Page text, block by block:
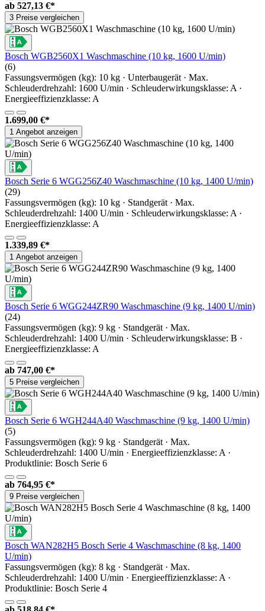
ab 527,13 €*
3 Preise vergleichen
Bosch WGB2560X1 Waschmaschine (10 kg, 1600 U/min)
(6)
Fassungsvermögen (kg): 10 kg · Unterbaugerät · Max.
Schleuderdrehzahl: 1600 U/min · Schleuderwirkungsklasse: A ·
Energieeffizienzklasse: A
1.699,00 €*
1 Angebot anzeigen
Bosch Serie 6 WGG256Z40 Waschmaschine (10 kg, 1400 U/min)
(29)
Fassungsvermögen (kg): 10 kg · Standgerät · Max.
Schleuderdrehzahl: 1400 U/min · Schleuderwirkungsklasse: A ·
Energieeffizienzklasse: A
1.339,89 €*
1 Angebot anzeigen
Bosch Serie 6 WGG244ZR90 Waschmaschine (9 kg, 1400 U/min)
(24)
Fassungsvermögen (kg): 9 kg · Standgerät · Max.
Schleuderdrehzahl: 1400 U/min · Schleuderwirkungsklasse: B ·
Energieeffizienzklasse: A
ab 747,00 €*
5 Preise vergleichen
Bosch Serie 6 WGH244A40 Waschmaschine (9 kg, 1400 U/min)
(5)
Fassungsvermögen (kg): 9 kg · Standgerät · Max.
Schleuderdrehzahl: 1400 U/min · Energieeffizienzklasse: A ·
Produktlinie: Bosch Serie 6
ab 764,95 €*
9 Preise vergleichen
Bosch WAN282H5 Bosch Serie 4 Waschmaschine (8 kg, 1400
U/min)
Fassungsvermögen (kg): 8 kg · Standgerät · Max.
Schleuderdrehzahl: 1400 U/min · Energieeffizienzklasse: A ·
Produktlinie: Bosch Serie 4